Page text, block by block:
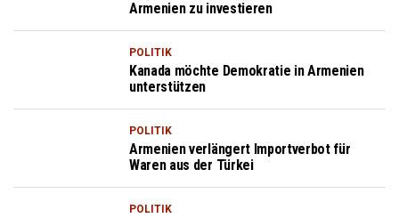
Armenien zu investieren
POLITIK
Kanada möchte Demokratie in Armenien
unterstützen
POLITIK
Armenien verlängert Importverbot für
Waren aus der Türkei
POLITIK